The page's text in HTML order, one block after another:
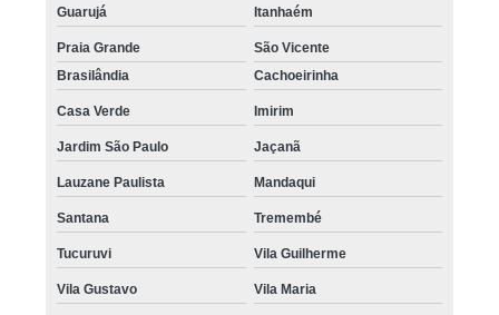
Guarujá Itanhaém
Praia Grande
São Vicente
Brasilândia
Cachoeirinha
Casa Verde Imirim
Jardim São Paulo Jaçanã
Lauzane Paulista Mandaqui
Santana Tremembé
Tucuruvi Vila Guilherme
Vila Gustavo Vila Maria